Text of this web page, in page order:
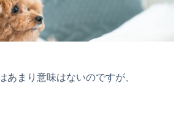
あまり意味はないのですが、